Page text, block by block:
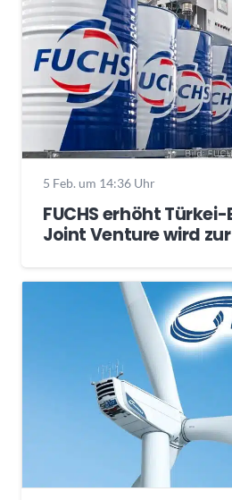
5 Feb. um 14:36 Uhr
FUCHS erhöht
Joint Venture wird